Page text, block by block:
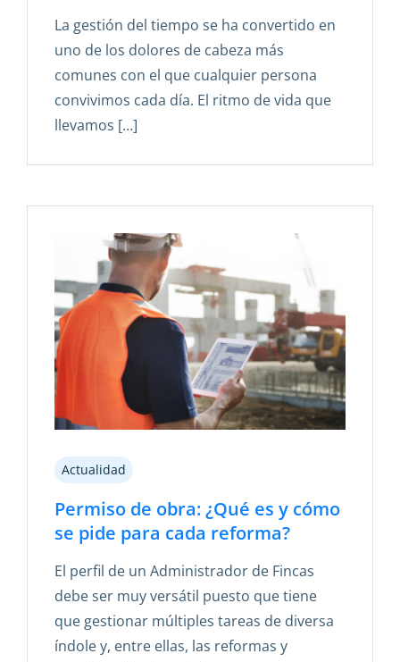
La gestión del tiempo se ha convertido en
uno de los dolores de cabeza más
comunes con el que cualquier persona
convivimos cada día. El ritmo de vida que
llevamos […]
Actualidad
Permiso de obra: ¿Qué es y cómo
se pide para cada reforma?
El perfil de un Administrador de Fincas
debe ser muy versátil puesto que tiene
que gestionar múltiples tareas de diversa
índole y, entre ellas, las reformas y